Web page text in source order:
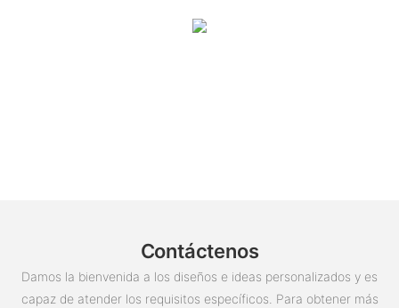
Contáctenos
Damos la bienvenida a los diseños e ideas personalizados y es
capaz de atender los requisitos específicos. Para obtener más